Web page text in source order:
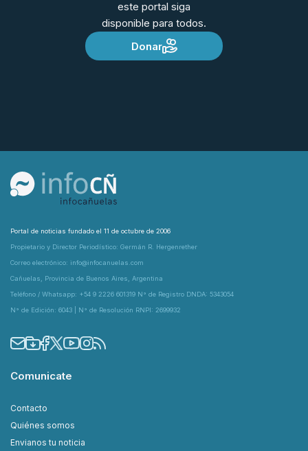
este portal siga
disponible para todos.
Donar
Portal de noticias fundado el 11 de octubre de 2006
Propietario y Director Periodístico: Germán R. Hergenrether
Correo electrónico: info@infocanuelas.com
Cañuelas, Provincia de Buenos Aires, Argentina
Teléfono / Whatsapp: +54 9 2226 601319 N° de Registro DNDA: 5343054
N° de Edición: 6043 | N° de Resolución RNPI: 2699932
Comunicate
Contacto
Quiénes somos
Envianos tu noticia